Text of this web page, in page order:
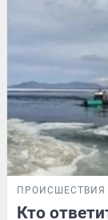
ПРОИСШЕСТВИЯ
Кто